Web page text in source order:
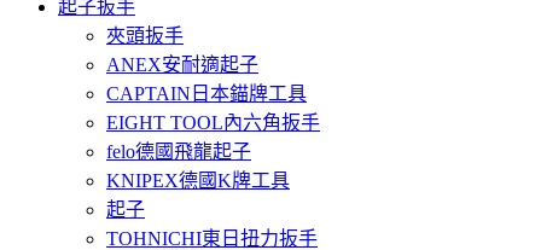
起子扳手
夾頭扳手
ANEX安耐適起子
CAPTAIN日本錨牌工具
EIGHT TOOL內六角扳手
felo德國飛龍起子
KNIPEX德國K牌工具
起子
TOHNICHI東日扭力扳手